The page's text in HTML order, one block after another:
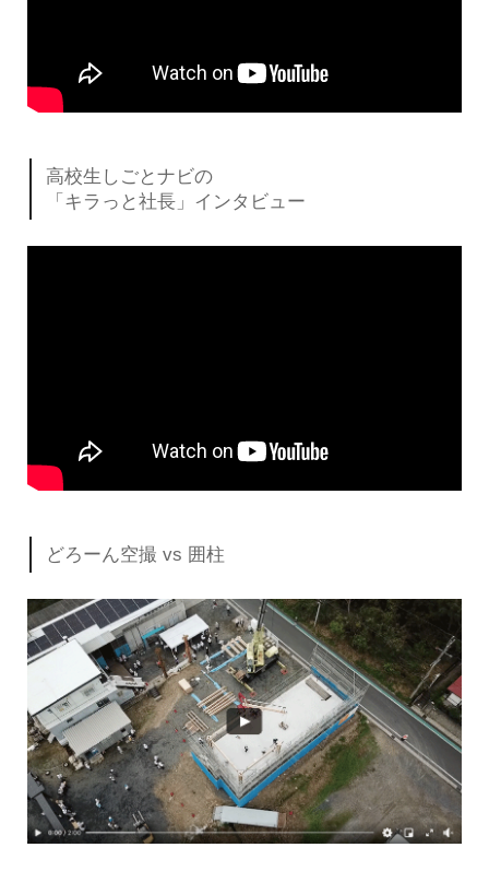
高校生しごとナビの
「キラっと社長」インタビュー
どろーん空撮 vs 囲柱